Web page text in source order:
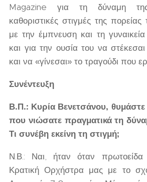
Magazine για τη δύναμη
καθοριστικές στιγμές της
με την έμπνευση και τη
και για την ουσία του να
και να «γίνεσαι» το τραγούδι που
Συνέντευξη
Β.Π.: Κυρία Βενετσάνου,
που νιώσατε πραγματικά τη
Τι συνέβη εκείνη τη στιγμή;
Ν.Β.: Ναι, ήταν όταν
Κρατική Ορχήστρα μας με το